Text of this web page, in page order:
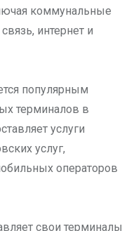
коммунальные
интернет и
популярным
терминалов в
услуги
услуг,
операторов
свои терминалы